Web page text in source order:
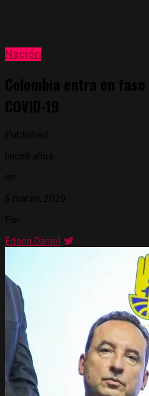
Nación
Edson.Daniel